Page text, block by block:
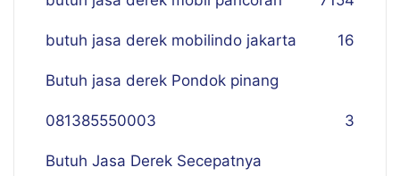
butuh jasa derek mobilindo jakarta 16
Butuh jasa derek Pondok pinang
081385550003 3
Butuh Jasa Derek Secepatnya